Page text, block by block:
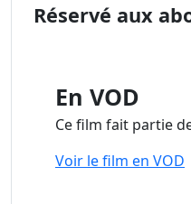
Réservé aux
En VOD
Ce film fait partie
Voir le film en VOD